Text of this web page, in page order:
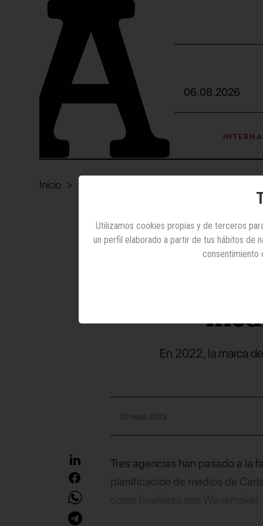
06.08.2026
Inicio
Tres
la
En 2022, la marca
26 mayo 2023
Tres agencias han pasado a la
planificación de medios de
Utilizamos cookies propias y de terceros
un perfil elaborado a partir de tus hábitos de
consentimiento